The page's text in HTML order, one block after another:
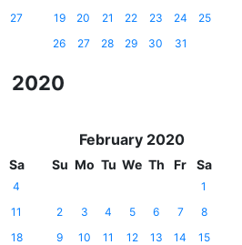
27
19
20 21 22 23 24
25
26
27 28 29 30 31
2020
Sa
4
11
18
February 2020
Su Mo Tu We Th Fr Sa
1
2
3 4 5 6 7
8
9
10 11 12 13 14
15